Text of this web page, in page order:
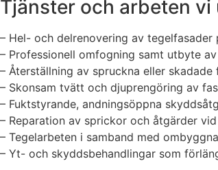
Tjänster och arbeten
– Hel- och delrenovering av
– Professionell omfogning samt utbyte
– Återställning av spruckna eller
– Skonsam tvätt och djuprengöring av
– Fuktstyrande, andningsöppna
– Reparation av sprickor och åtgärder
– Tegelarbeten i samband med
– Yt- och skyddsbehandlingar som